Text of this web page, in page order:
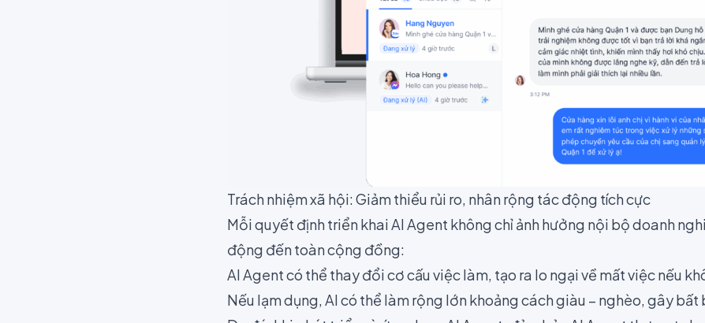
Trách nhiệm xã hội: Giảm thiểu rủi ro, nhân rộng tác động tích cực
Mỗi quyết định triển khai AI Agent không chỉ ảnh hưởng nội bộ doanh
động đến toàn cộng đồng:
AI Agent có thể thay đổi cơ cấu việc làm, tạo ra lo ngại về mất việc nếu
Nếu lạm dụng, AI có thể làm rộng lớn khoảng cách giàu – nghèo, gây bất